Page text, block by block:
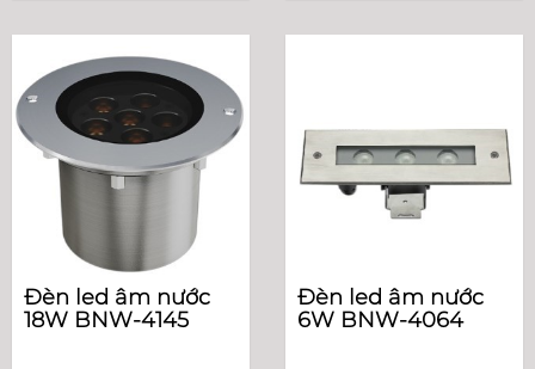
Đèn led âm nước
18W BNW-4145
Đèn led âm nước
6W BNW-4064